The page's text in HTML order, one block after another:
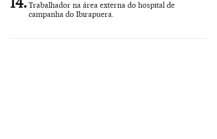
Trabalhador na área externa do hospital de
campanha do Ibirapuera.